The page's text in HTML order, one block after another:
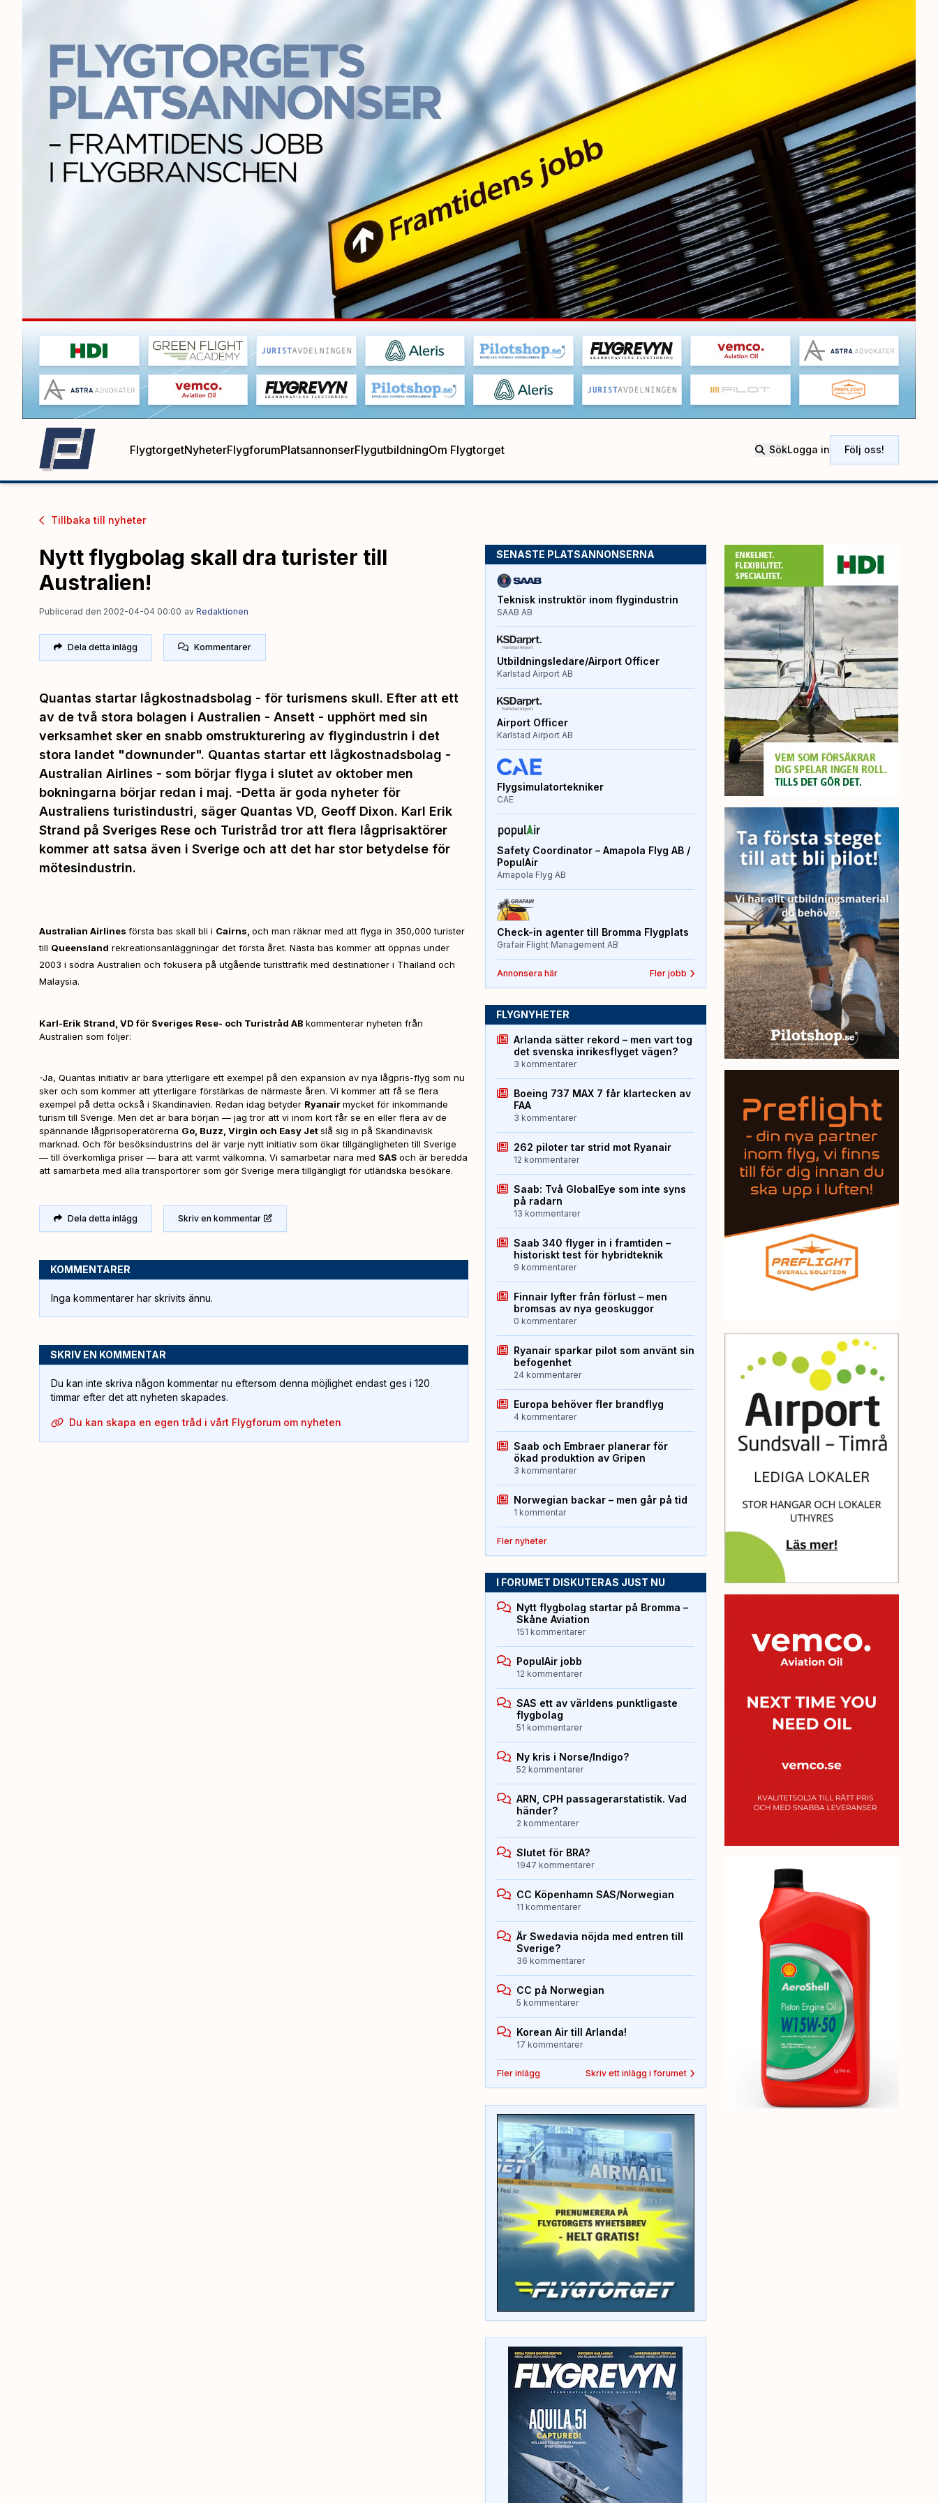
FlygtorgetNyheterFlygforumPlatsannonserFlygutbildningOm Flygtorget SökLogga in Följ oss!
Tillbaka till nyheter
Nytt flygbolag skall dra turister till
Australien!
Publicerad den 2002-04-04 00:00 av Redaktionen
Dela detta inlägg Kommentarer
Quantas startar lågkostnadsbolag - för turismens skull. Efter att ett
av de två stora bolagen i Australien - Ansett - upphört med sin
verksamhet sker en snabb omstrukturering av flygindustrin i det
stora landet "downunder". Quantas startar ett lågkostnadsbolag -
Australian Airlines - som börjar flyga i slutet av oktober men
bokningarna börjar redan i maj. -Detta är goda nyheter för
Australiens turistindustri, säger Quantas VD, Geoff Dixon. Karl Erik
Strand på Sveriges Rese och Turistråd tror att flera lågprisaktörer
kommer att satsa även i Sverige och att det har stor betydelse för
mötesindustrin.
Australian Airlines första bas skall bli i Cairns, och man räknar med att flyga in 350,000 turister
till Queensland rekreationsanläggningar det första året. Nästa bas kommer att öppnas under
2003 i södra Australien och fokusera på utgående turisttrafik med destinationer i Thailand och
Malaysia.
Karl-Erik Strand, VD för Sveriges Rese- och Turistråd AB kommenterar nyheten från
Australien som följer:
-Ja, Quantas initiativ är bara ytterligare ett exempel på den expansion av nya lågpris-flyg som nu
sker och som kommer att ytterligare förstärkas de närmaste åren. Vi kommer att få se flera
exempel på detta också i Skandinavien. Redan idag betyder Ryanairmycket för inkommande
turism till Sverige. Men det är bara början — jag tror att vi inom kort får se en eller flera av de
spännande lågprisoperatörerna Go, Buzz, Virgin och Easy Jetslå sig in på Skandinavisk
marknad. Och för besöksindustrins del är varje nytt initiativ som ökar tillgängligheten till Sverige
— till överkomliga priser — bara att varmt välkomna. Vi samarbetar nära med SAS och är beredda
att samarbeta med alla transportörer som gör Sverige mera tillgängligt för utländska besökare.
Dela detta inlägg Skriv en kommentar
KOMMENTARER
Inga kommentarer har skrivits ännu.
SKRIV EN KOMMENTAR
Du kan inte skriva någon kommentar nu eftersom denna möjlighet endast ges i 120
timmar efter det att nyheten skapades.
Du kan skapa en egen tråd i vårt Flygforum om nyheten
SENASTE PLATSANNONSERNA
Teknisk instruktör inom flygindustrin
SAAB AB
Utbildningsledare/Airport Officer
Karlstad Airport AB
Airport Officer
Karlstad Airport AB
Flygsimulatortekniker
CAE
Safety Coordinator – Amapola Flyg AB /
PopulAir
Amapola Flyg AB
Check-in agenter till Bromma Flygplats
Grafair Flight Management AB
Annonsera här Fler jobb
FLYGNYHETER
Arlanda sätter rekord – men vart tog
det svenska inrikesflyget vägen?
3 kommentarer
Boeing 737 MAX 7 får klartecken av
FAA
3 kommentarer
262 piloter tar strid mot Ryanair
12 kommentarer
Saab: Två GlobalEye som inte syns
på radarn
13 kommentarer
Saab 340 flyger in i framtiden –
historiskt test för hybridteknik
9 kommentarer
Finnair lyfter från förlust – men
bromsas av nya geoskuggor
0 kommentarer
Ryanair sparkar pilot som använt sin
befogenhet
24 kommentarer
Europa behöver fler brandflyg
4 kommentarer
Saab och Embraer planerar för
ökad produktion av Gripen
3 kommentarer
Norwegian backar – men går på tid
1 kommentar
Fler nyheter
I FORUMET DISKUTERAS JUST NU
Nytt flygbolag startar på Bromma –
Skåne Aviation
151 kommentarer
PopulAir jobb
12 kommentarer
SAS ett av världens punktligaste
flygbolag
51 kommentarer
Ny kris i Norse/Indigo?
52 kommentarer
ARN, CPH passagerarstatistik. Vad
händer?
2 kommentarer
Slutet för BRA?
1947 kommentarer
CC Köpenhamn SAS/Norwegian
11 kommentarer
Är Swedavia nöjda med entren till
Sverige?
36 kommentarer
CC på Norwegian
5 kommentarer
Korean Air till Arlanda!
17 kommentarer
Fler inlägg Skriv ett inlägg i forumet